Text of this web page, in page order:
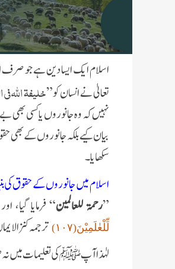
اسلام ایک ایسا دین ہے جو صرف
تعالیٰ نے انسان کو”خلیفۃ اللہ
نہیں کہ وہ جانوروں یا کسی
بیان کیے بلکہ جانوروں کے بھی
سکھایا۔
اسلام میں جانوروں کے حقوق کی
”رحمۃ للعالمین“ فرمایا گیا،
لِّلْعٰلَمِیْنَ(۱۰۷)
ترجمہ
لہٰذا آپ ﷺ کی تعلیمات میں نہ